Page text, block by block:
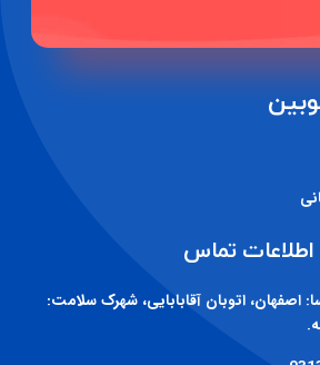
اطلاعات تماس
اصفهان، اتوبان آقابابایی، شهرک سلامت: